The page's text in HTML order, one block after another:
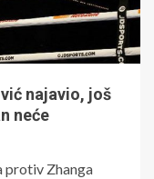
najavio, još
neće
protiv Zhanga